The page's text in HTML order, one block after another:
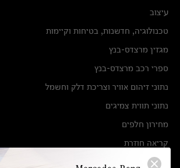
עיצוב
טכנולוגיה, חדשנות, בטיחות וקיימות
מגזין מרצדס-בנץ
ספרי רכב מרצדס-בנץ
נתוני זיהום אוויר וצריכת דלק וחשמל
נתוני תווית צמיגים
מחירון חלפים
קריאה חוזרת
הודעה על הטבות לרכבי מרצדס בהסדר פשרה בתצ 56447-02-19